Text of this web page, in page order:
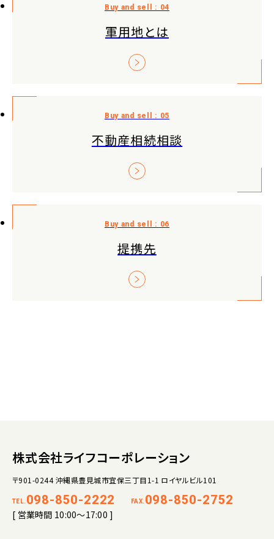
軍用地とは
不動産相続相談
提携先
株式会社ライフコーポレーション
〒901-0244 沖縄県豊見城市宜保三丁目1-1 ロイヤルビル101
TEL. 098-850-2222 FAX. 098-850-2752
[ 営業時間 10:00～17:00 ]